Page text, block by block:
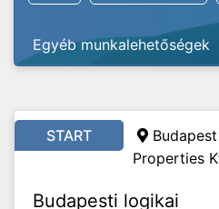
Egyéb munkalehetőségek
START
Properties
Budapesti logikai